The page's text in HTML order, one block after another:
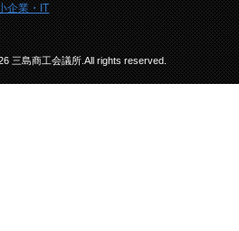
三島商工会議所.All rights reserved.